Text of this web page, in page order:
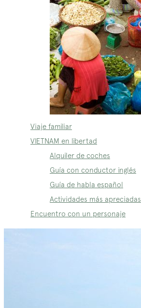
Viaje familiar
VIETNAM en libertad
Alquiler de coches
Guía con conductor inglés
Guía de habla español
Actividades más apreciadas
Encuentro con un personaje